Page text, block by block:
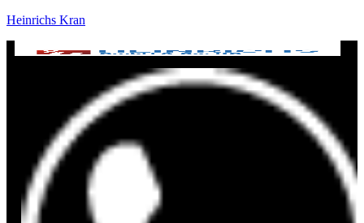
Heinrichs Kran